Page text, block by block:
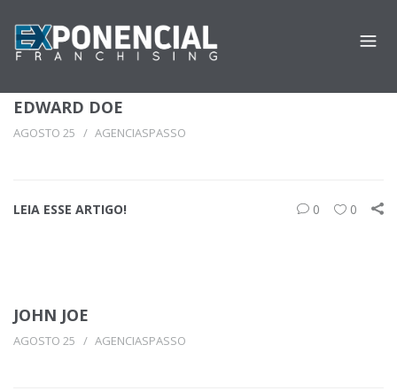
EDWARD DOE
AGOSTO 25 AGENCIASPASSO
LEIA ESSE ARTIGO! 0 0
JOHN JOE
AGOSTO 25 AGENCIASPASSO